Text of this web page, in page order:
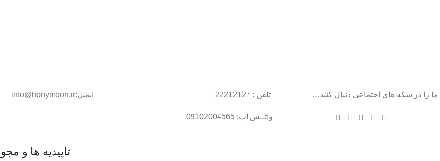
ما را در شکه های اجتماعی دنبال کنید… تلفن : 22212127
واتــس اپ: 09102004565
ایمیل:info@honymoon.ir
تاییدیه ها و